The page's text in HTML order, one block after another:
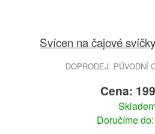
Svícen na čajové
DOPRODEJ. PŮVODNÍ
Cena:
Doručíme